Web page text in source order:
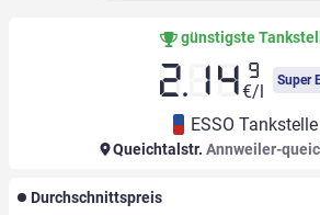
günstigste
2.14 9
€/l
Super
ESSO Tankstelle
Queichtalstr. Annweiler-
Durchschnittspreis